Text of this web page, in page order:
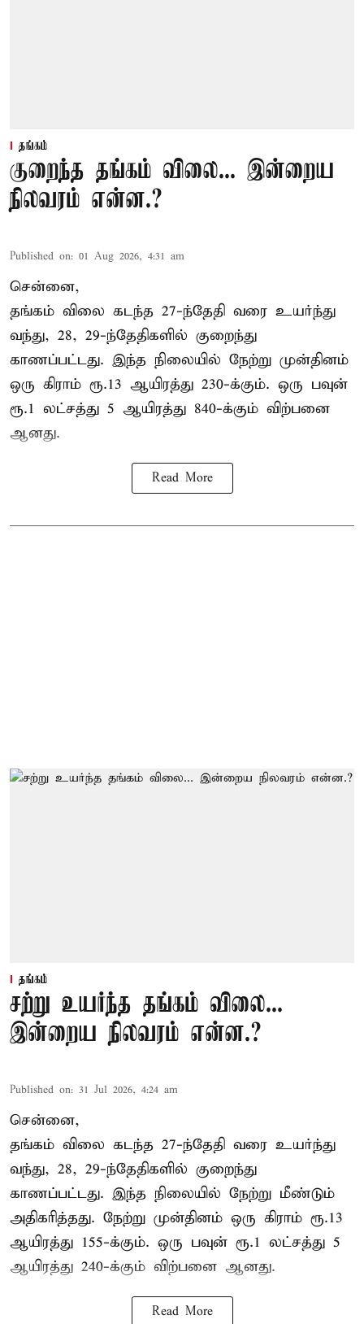
தங்கம்
குறைந்த தங்கம் விலை... இன்றைய
நிலவரம் என்ன.?
Published on: 01 Aug 2026, 4:31 am
சென்னை,
தங்கம் விலை கடந்த 27-ந்தேதி வரை உயர்ந்து
வந்து, 28, 29-ந்தேதிகளில் குறைந்து
காணப்பட்டது. இந்த நிலையில் நேற்று முன்தினம்
ஒரு கிராம் ரூ.13 ஆயிரத்து 230-க்கும். ஒரு பவுன்
ரூ.1 லட்சத்து 5 ஆயிரத்து 840-க்கும் விற்பனை
ஆனது.
Read More
தங்கம்
சற்று உயர்ந்த தங்கம் விலை...
இன்றைய நிலவரம் என்ன.?
Published on: 31 Jul 2026, 4:24 am
சென்னை,
தங்கம் விலை கடந்த 27-ந்தேதி வரை உயர்ந்து
வந்து, 28, 29-ந்தேதிகளில் குறைந்து
காணப்பட்டது. இந்த நிலையில் நேற்று மீண்டும்
அதிகரித்தது. நேற்று முன்தினம் ஒரு கிராம் ரூ.13
ஆயிரத்து 155-க்கும். ஒரு பவுன் ரூ.1 லட்சத்து 5
ஆயிரத்து 240-க்கும் விற்பனை ஆனது.
Read More